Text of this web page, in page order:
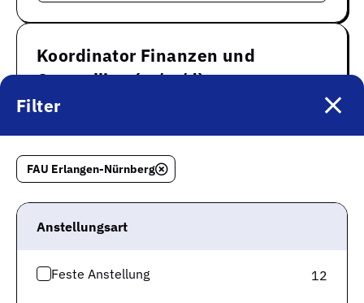
Filter
FAU Erlangen-Nürnberg
Anstellungsart
Feste Anstellung 12
Koordinator Finanzen und
Controlling (m/w/d)
Eigenverantwortung
Work-Life-Balance
13. Monatsgehalt